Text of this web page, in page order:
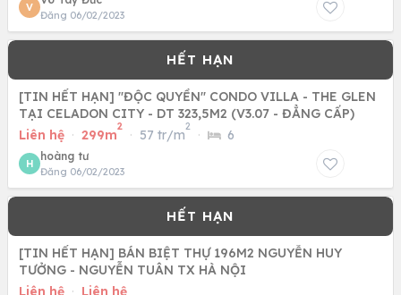
V
Đăng 06/02/2023
[TIN HẾT HẠN] "ĐỘC QUYỀN" CONDO VILLA - THE GLEN
TẠI CELADON CITY - DT 323,5M2 (V3.07 - ĐẲNG CẤP)
Liên hệ · 299m
2
· 57 tr/m
2
· 6
H
hoàng tư
Đăng 06/02/2023
[TIN HẾT HẠN] BÁN BIỆT THỰ 196M2 NGUYỄN HUY
TƯỞNG - NGUYỄN TUÂN TX HÀ NỘI
Liên hệ · Liên hệ